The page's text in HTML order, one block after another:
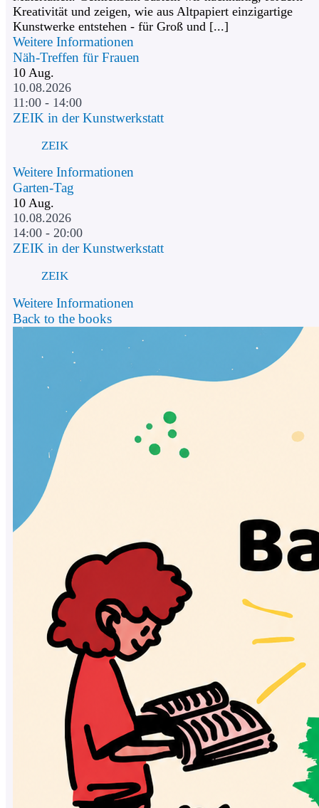
Kreativität und zeigen, wie aus Altpapiert einzigartige
Kunstwerke entstehen - für Groß und [...]
Weitere Informationen
Näh-Treffen für Frauen
10 Aug.
10.08.2026
11:00 - 14:00
ZEIK in der Kunstwerkstatt
ZEIK
Weitere Informationen
Garten-Tag
10 Aug.
10.08.2026
14:00 - 20:00
ZEIK in der Kunstwerkstatt
ZEIK
Weitere Informationen
Back to the books